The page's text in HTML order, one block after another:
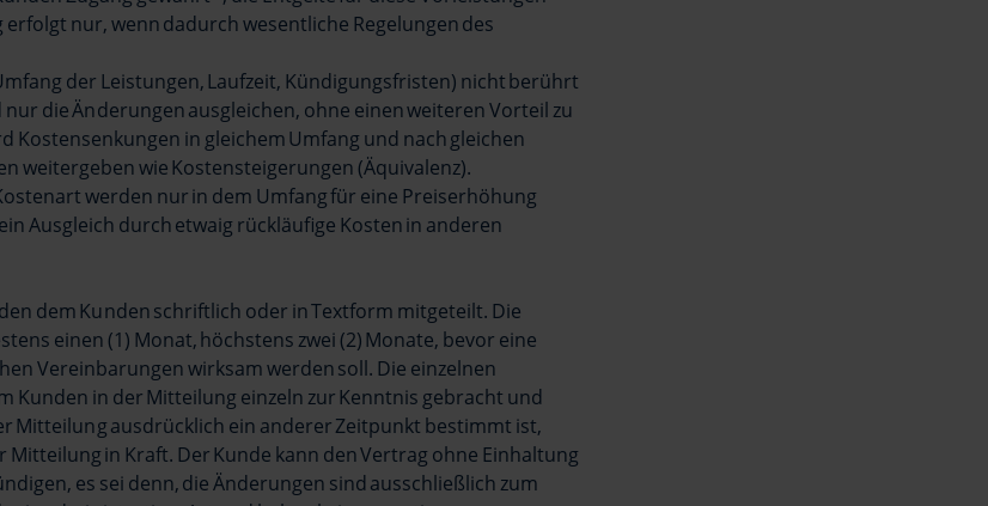
nur, wenn dadurch wesentliche Regelungen des
der Leistungen, Laufzeit, Kündigungsfristen) nicht berührt
die Änderungen ausgleichen, ohne einen weiteren Vorteil zu
Kostensenkungen in gleichem Umfang und nach gleichen
weitergeben wie Kostensteigerungen (Äquivalenz).
werden nur in dem Umfang für eine Preiserhöhung
Ausgleich durch etwaig rückläufige Kosten in anderen
dem Kunden schriftlich oder in Textform mitgeteilt. Die
einen (1) Monat, höchstens zwei (2) Monate, bevor eine
Vereinbarungen wirksam werden soll. Die einzelnen
Kunden in der Mitteilung einzeln zur Kenntnis gebracht und
Mitteilung ausdrücklich ein anderer Zeitpunkt bestimmt ist,
Mitteilung in Kraft. Der Kunde kann den Vertrag ohne Einhaltung
es sei denn, die Änderungen sind ausschließlich zum